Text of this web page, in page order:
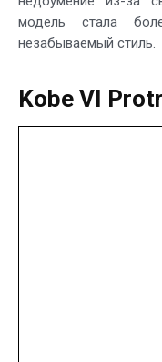
модель стала
незабываемый стиль.
Kobe VI